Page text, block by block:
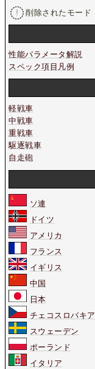
削除されたモード
性能パラメータ解説
スペック項目凡例
軽戦車
中戦車
重戦車
駆逐戦車
自走砲
ソ連
ドイツ
アメリカ
フランス
イギリス
中国
日本
チェコスロバキア
スウェーデン
ポーランド
イタリア